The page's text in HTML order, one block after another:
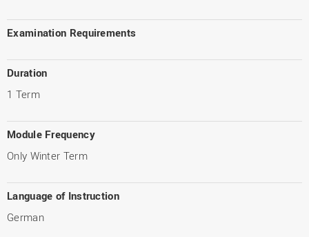
Examination Requirements
Duration
1 Term
Module Frequency
Only Winter Term
Language of Instruction
German